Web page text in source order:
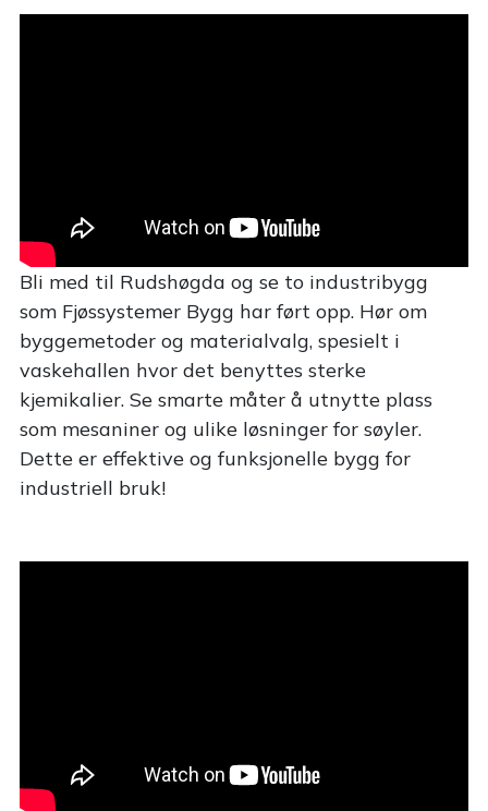
Bli med til Rudshøgda og se to industribygg
som Fjøssystemer Bygg har ført opp. Hør om
byggemetoder og materialvalg, spesielt i
vaskehallen hvor det benyttes sterke
kjemikalier. Se smarte måter å utnytte plass
som mesaniner og ulike løsninger for søyler.
Dette er effektive og funksjonelle bygg for
industriell bruk!